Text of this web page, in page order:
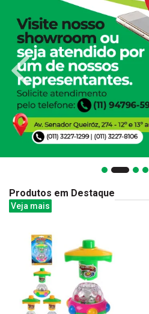
Produtos em Destaque
Veja mais